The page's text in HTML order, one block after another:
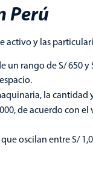
Perú
activo y las
un rango de S/ 650
la
de acuerdo con
oscilan entre S/